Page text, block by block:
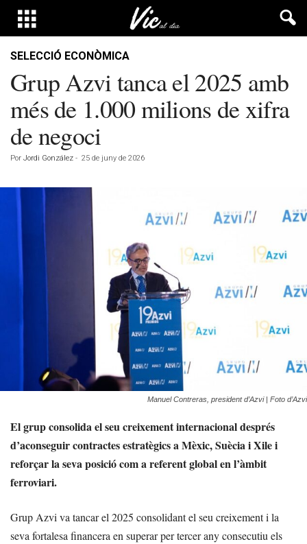
SELECCIÓ ECONÒMICA
Grup Azvi tanca el 2025 amb
més de 1.000 milions de xifra
de negoci
Por Jordi González - 25 de juny de 2026
Manuel Contreras, president d’Azvi | Foto d’Azvi
El grup consolida el seu creixement internacional després
d’aconseguir contractes estratègics a Mèxic, Suècia i Xile i
reforçar la seva posició com a referent global en l’àmbit
ferroviari.
Grup Azvi va tancar el 2025 consolidant el seu creixement i la
seva fortalesa financera en superar per tercer any consecutiu els